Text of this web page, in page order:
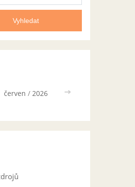
červen / 2026 >>